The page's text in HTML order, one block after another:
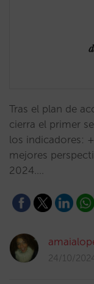
Tras el plan de
cierra el primer
los indicadores:
mejores
2024.…
24/10/